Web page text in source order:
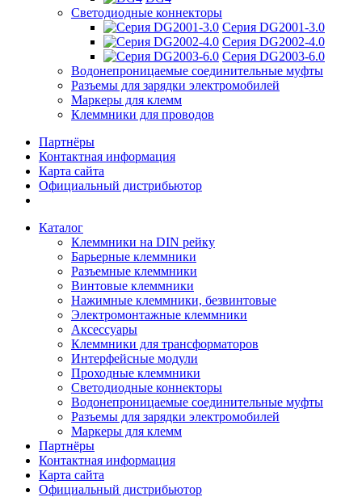
Светодиодные коннекторы
Серия DG2001-3.0
Серия DG2002-4.0
Серия DG2003-6.0
Водонепроницаемые соединительные муфты
Разъемы для зарядки электромобилей
Маркеры для клемм
Клеммники для проводов
Партнёры
Контактная информация
Карта сайта
Официальный дистрибьютор
Каталог
Клеммники на DIN рейку
Барьерные клеммники
Разъемные клеммники
Винтовые клеммники
Нажимные клеммники, безвинтовые
Электромонтажные клеммники
Аксессуары
Клеммники для трансформаторов
Интерфейсные модули
Проходные клеммники
Светодиодные коннекторы
Водонепроницаемые соединительные муфты
Разъемы для зарядки электромобилей
Маркеры для клемм
Партнёры
Контактная информация
Карта сайта
Официальный дистрибьютор